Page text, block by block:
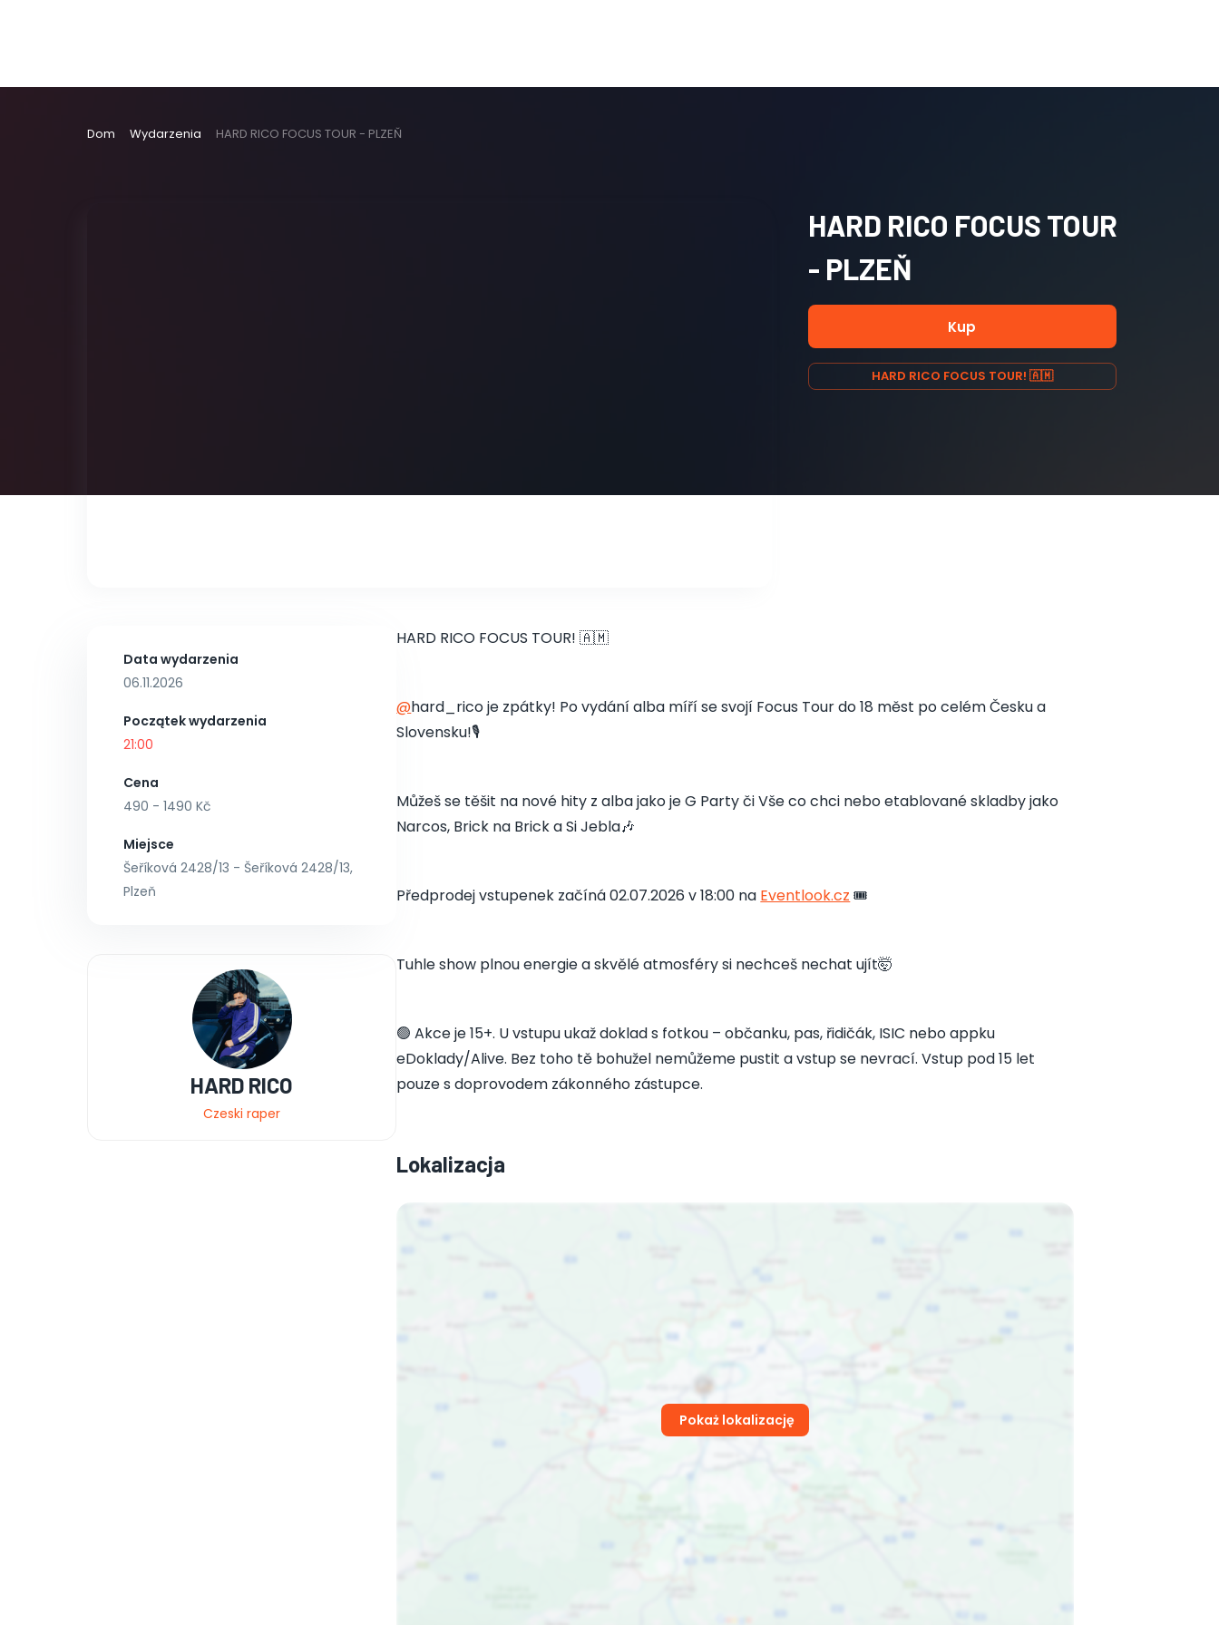
Dom Wydarzenia HARD RICO FOCUS TOUR - PLZEŇ
HARD RICO FOCUS TOUR
- PLZEŇ
Kup
HARD RICO FOCUS TOUR! 🇦🇲
Data wydarzenia
06.11.2026
Początek wydarzenia
21:00
Cena
490 - 1490 Kč
Miejsce
Šeříková 2428/13 - Šeříková 2428/13,
Plzeň
HARD RICO
Czeski raper
HARD RICO FOCUS TOUR! 🇦🇲
@hard_rico je zpátky! Po vydání alba míří se svojí Focus Tour do 18 měst po celém Česku a
Slovensku!🎙️
Můžeš se těšit na nové hity z alba jako je G Party či Vše co chci nebo etablované skladby jako
Narcos, Brick na Brick a Si Jebla🎶
Předprodej vstupenek začíná 02.07.2026 v 18:00 na Eventlook.cz 🎟️
Tuhle show plnou energie a skvělé atmosféry si nechceš nechat ujít🤯
🟢 Akce je 15+. U vstupu ukaž doklad s fotkou – občanku, pas, řidičák, ISIC nebo appku
eDoklady/Alive. Bez toho tě bohužel nemůžeme pustit a vstup se nevrací. Vstup pod 15 let
pouze s doprovodem zákonného zástupce.
Lokalizacja
Pokaż lokalizację